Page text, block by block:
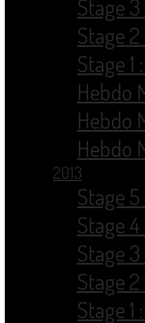
Stage
Stage
Stage 1
Hebdo
Hebdo
Hebdo
2013
Stage
Stage
Stage
Stage
Stage 1